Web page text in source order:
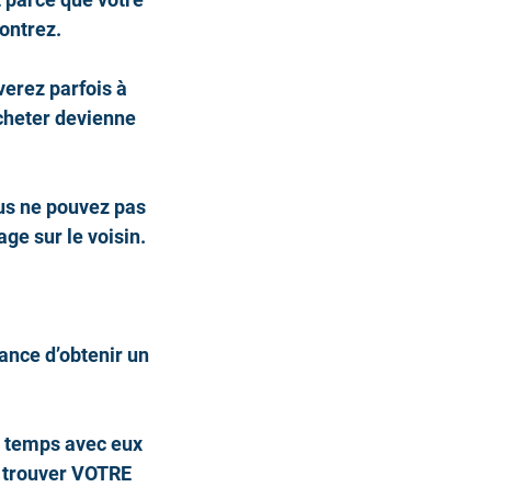
parfois à
devienne
ne pouvez pas
sur le voisin.
d’obtenir un
avec eux
VOTRE